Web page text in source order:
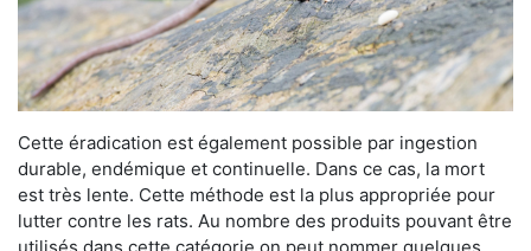
Cette éradication est également possible par ingestion
durable, endémique et continuelle. Dans ce cas, la mort
est très lente. Cette méthode est la plus appropriée pour
lutter contre les rats. Au nombre des produits pouvant être
utilisés dans cette catégorie on peut nommer quelques